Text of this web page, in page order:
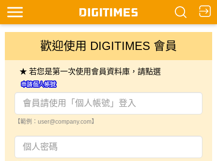
歡迎使用 DIGITIMES 會員
★ 若您是第一次使用會員資料庫，請點選
【範例：user@company.com】